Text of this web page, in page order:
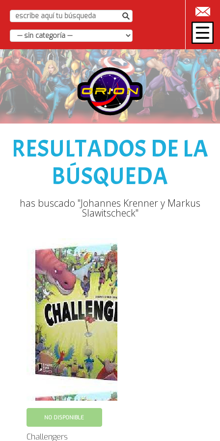
|
RESULTADOS DE LA
BÚSQUEDA
has buscado "Johannes Krenner y Markus
Slawitscheck"
NO DISPONIBLE
Challengers